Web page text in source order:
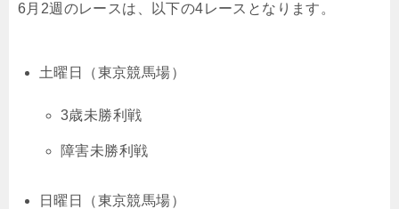
6月2週のレースは、以下の4レースとなります。
土曜日（東京競馬場）
3歳未勝利戦
障害未勝利戦
日曜日（東京競馬場）